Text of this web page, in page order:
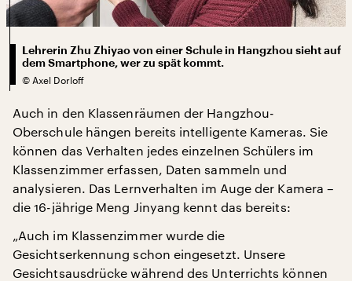
Lehrerin Zhu Zhiyao von einer Schule in Hangzhou sieht auf
dem Smartphone, wer zu spät kommt.
© Axel Dorloff
Auch in den Klassenräumen der Hangzhou-
Oberschule hängen bereits intelligente Kameras. Sie
können das Verhalten jedes einzelnen Schülers im
Klassenzimmer erfassen, Daten sammeln und
analysieren. Das Lernverhalten im Auge der Kamera –
die 16-jährige Meng Jinyang kennt das bereits:
„Auch im Klassenzimmer wurde die
Gesichtserkennung schon eingesetzt. Unsere
Gesichtsausdrücke während des Unterrichts können